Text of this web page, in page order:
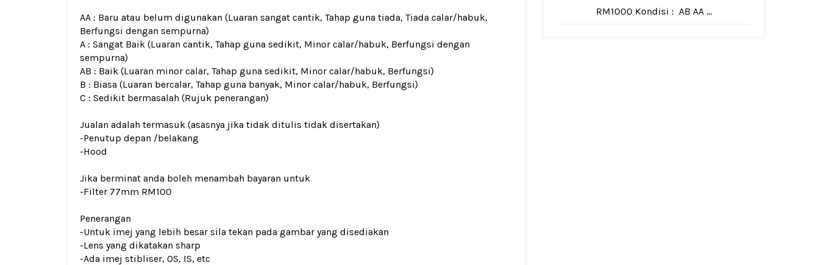
AA : Baru atau belum digunakan (Luaran sangat cantik, Tahap guna tiada, Tiada calar/habuk,
Berfungsi dengan sempurna)
A : Sangat Baik (Luaran cantik, Tahap guna sedikit, Minor calar/habuk, Berfungsi dengan
sempurna)
AB : Baik (Luaran minor calar, Tahap guna sedikit, Minor calar/habuk, Berfungsi)
B : Biasa (Luaran bercalar, Tahap guna banyak, Minor calar/habuk, Berfungsi)
C : Sedikit bermasalah (Rujuk penerangan)
Jualan adalah termasuk (asasnya jika tidak ditulis tidak disertakan)
-Penutup depan /belakang
-Hood
Jika berminat anda boleh menambah bayaran untuk
-Filter 77mm RM100
Penerangan
-Untuk imej yang lebih besar sila tekan pada gambar yang disediakan
-Lens yang dikatakan sharp
-Ada imej stibliser, OS, IS, etc
RM1000 Kondisi : AB AA ...